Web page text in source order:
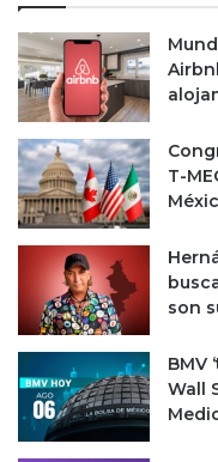
T-
son
BMV
Wall